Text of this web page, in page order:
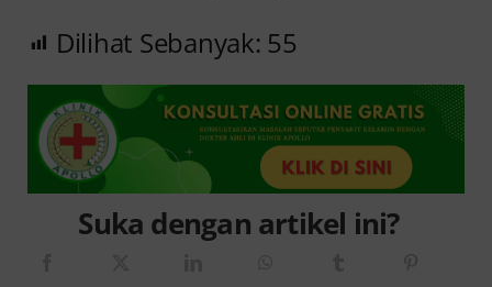
Dilihat Sebanyak: 55
Suka dengan artikel ini?